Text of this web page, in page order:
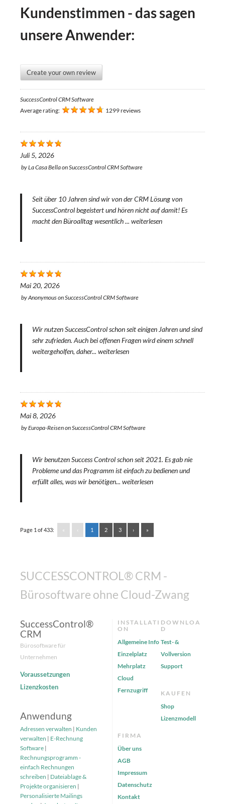
Kundenstimmen - das sagen
unsere Anwender:
Create your own review
SuccessControl CRM Software
Average rating:
1299 reviews
Juli 5, 2026
byLa Casa BellaonSuccessControl CRM Software
Seit über 10 Jahren sind wir von der CRM Lösung von
SuccessControl begeistert und hören nicht auf damit! Es
macht den Büroalltag wesentlich ... weiterlesen
Mai 20, 2026
byAnonymousonSuccessControl CRM Software
Wir nutzen SuccessControl schon seit einigen Jahren und sind
sehr zufrieden. Auch bei offenen Fragen wird einem schnell
weitergeholfen, daher... weiterlesen
Mai 8, 2026
byEuropa-ReisenonSuccessControl CRM Software
Wir benutzen Success Control schon seit 2021. Es gab nie
Probleme und das Programm ist einfach zu bedienen und
erfüllt alles, was wir benötigen... weiterlesen
Page 1 of 433: « ‹ 1 2 3 › »
SUCCESSCONTROL® CRM -
Bürosoftware ohne Cloud-Zwang
SuccessControl®
CRM
Bürosoftware für
Unternehmen
Voraussetzungen
Lizenzkosten
Anwendung
Adressen verwalten | Kunden
verwalten | E-Rechnung
Software |
Rechnungsprogramm -
einfach Rechnungen
schreiben | Dateiablage &
Projekte organisieren |
Personalisierte Mailings
INSTALLATI
ON
Allgemeine Info
Einzelplatz
Mehrplatz
Cloud
Fernzugriff
DOWNLOA
D
Test- &
Vollversion
Support
KAUFEN
Shop
Lizenzmodell
FIRMA
Über uns
AGB
Impressum
Datenschutz
Kontakt